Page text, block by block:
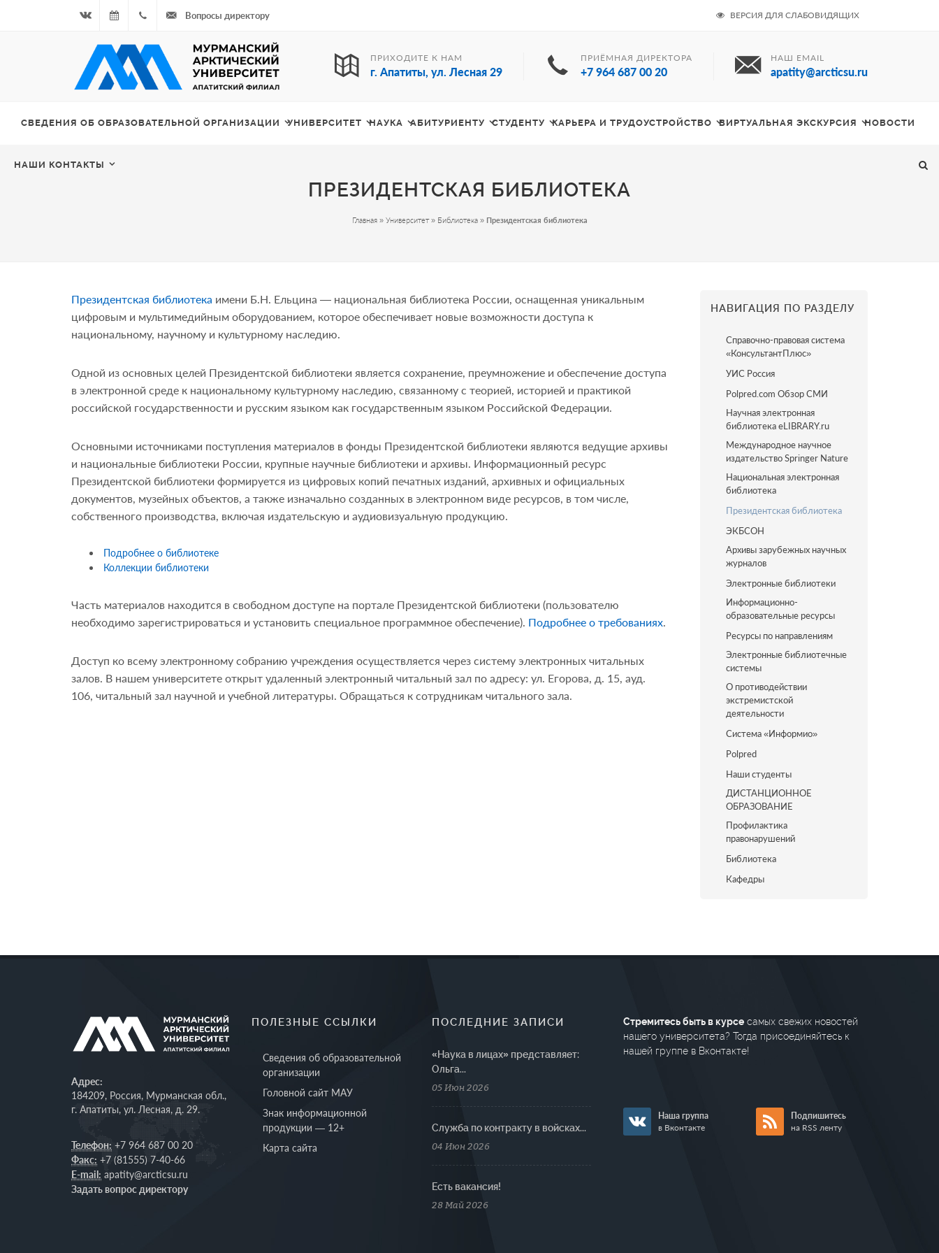
Вконтакте06.08.2026
- Чётная
+7
964
Вопросы директору ВЕРСИЯ ДЛЯ СЛАБОВИДЯЩИХ
ПРИХОДИТЕ К НАМ
г. Апатиты, ул. Лесная 29
ПРИЁМНАЯ ДИРЕКТОРА
+7 964 687 00 20
НАШ EMAIL
apatity@arcticsu.ru
СВЕДЕНИЯ ОБ ОБРАЗОВАТЕЛЬНОЙ ОРГАНИЗАЦИИ УНИВЕРСИТЕТ НАУКА АБИТУРИЕНТУ СТУДЕНТУ КАРЬЕРА И ТРУДОУСТРОЙСТВО ВИРТУАЛЬНАЯ ЭКСКУРСИЯ НОВОСТИ
НАШИ КОНТАКТЫ
ПРЕЗИДЕНТСКАЯ БИБЛИОТЕКА
Главная» Университет» Библиотека» Президентская библиотека
Президентская библиотека имени Б.Н. Ельцина — национальная библиотека России, оснащенная уникальным
цифровым и мультимедийным оборудованием, которое обеспечивает новые возможности доступа к
национальному, научному и культурному наследию.
Одной из основных целей Президентской библиотеки является сохранение, преумножение и обеспечение доступа
в электронной среде к национальному культурному наследию, связанному с теорией, историей и практикой
российской государственности и русским языком как государственным языком Российской Федерации.
Основными источниками поступления материалов в фонды Президентской библиотеки являются ведущие архивы
и национальные библиотеки России, крупные научные библиотеки и архивы. Информационный ресурс
Президентской библиотеки формируется из цифровых копий печатных изданий, архивных и официальных
документов, музейных объектов, а также изначально созданных в электронном виде ресурсов, в том числе,
собственного производства, включая издательскую и аудиовизуальную продукцию.
Подробнее о библиотеке
Коллекции библиотеки
Часть материалов находится в свободном доступе на портале Президентской библиотеки (пользователю
необходимо зарегистрироваться и установить специальное программное обеспечение). Подробнее о требованиях.
Доступ ко всему электронному собранию учреждения осуществляется через систему электронных читальных
залов. В нашем университете открыт удаленный электронный читальный зал по адресу: ул. Егорова, д. 15, ауд.
106, читальный зал научной и учебной литературы. Обращаться к сотрудникам читального зала.
НАВИГАЦИЯ ПО РАЗДЕЛУ
Справочно-правовая система
«КонсультантПлюс»
УИС Россия
Polpred.com Обзор СМИ
Научная электронная
библиотека eLIBRARY.ru
Международное научное
издательство Springer Nature
Национальная электронная
библиотека
Президентская библиотека
ЭКБСОН
Архивы зарубежных научных
журналов
Электронные библиотеки
Информационно-
образовательные ресурсы
Ресурсы по направлениям
Электронные библиотечные
системы
О противодействии
экстремистской
деятельности
Система «Информио»
Polpred
Наши студенты
ДИСТАНЦИОННОЕ
ОБРАЗОВАНИЕ
Профилактика
правонарушений
Библиотека
Кафедры
Адрес:
184209, Россия, Мурманская обл.,
г. Апатиты, ул. Лесная, д. 29.
Телефон: +7 964 687 00 20
Факс: +7 (81555) 7-40-66
E-mail: apatity@arcticsu.ru
Задать вопрос директору
ПОЛЕЗНЫЕ ССЫЛКИ
Сведения об образовательной
организации
Головной сайт МАУ
Знак информационной
продукции — 12+
Карта сайта
ПОСЛЕДНИЕ ЗАПИСИ
«Наука в лицах» представляет:
Ольга...
05 Июн 2026
Cлужба по контракту в войсках...
04 Июн 2026
Есть вакансия!
28 Май 2026
Стремитесь быть в курсе самых свежих новостей
нашего университета? Тогда присоединяйтесь к
нашей группе в Вконтакте!
Наша группа
в Вконтакте
Подпишитесь
на RSS ленту